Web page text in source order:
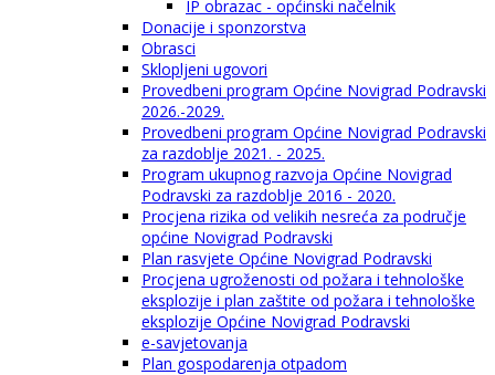
IP obrazac - općinski načelnik
Donacije i sponzorstva
Obrasci
Sklopljeni ugovori
Provedbeni program Općine Novigrad Podravski
2026.-2029.
Provedbeni program Općine Novigrad Podravski
za razdoblje 2021. - 2025.
Program ukupnog razvoja Općine Novigrad
Podravski za razdoblje 2016 - 2020.
Procjena rizika od velikih nesreća za područje
općine Novigrad Podravski
Plan rasvjete Općine Novigrad Podravski
Procjena ugroženosti od požara i tehnološke
eksplozije i plan zaštite od požara i tehnološke
eksplozije Općine Novigrad Podravski
e-savjetovanja
Plan gospodarenja otpadom